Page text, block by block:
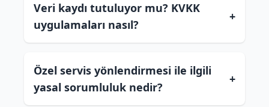
Veri kaydı tutuluyor mu? KVKK
uygulamaları nasıl?
+
Özel servis yönlendirmesi ile ilgili
yasal sorumluluk nedir?
+